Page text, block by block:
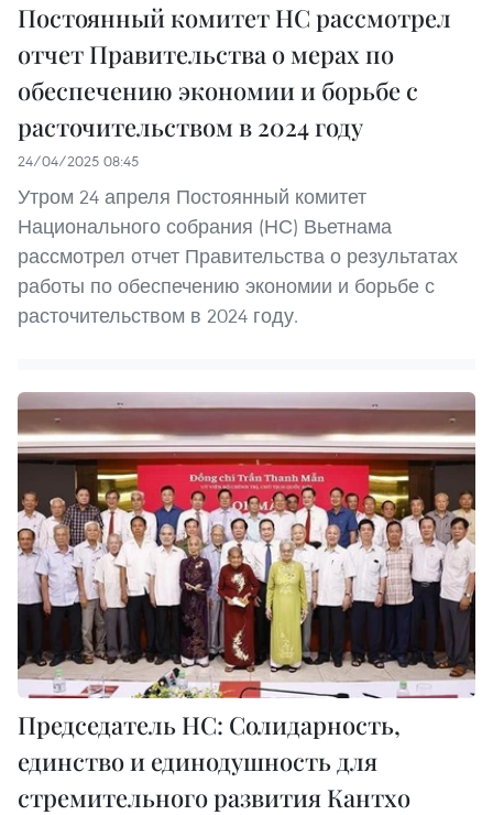
Постоянный комитет НС рассмотрел
отчет Правительства о мерах по
обеспечению экономии и борьбе с
расточительством в 2024 году
24/04/2025 08:45
Утром 24 апреля Постоянный комитет
Национального собрания (НС) Вьетнама
рассмотрел отчет Правительства о результатах
работы по обеспечению экономии и борьбе с
расточительством в 2024 году.
Председатель НС: Солидарность,
единство и единодушность для
стремительного развития Кантхо